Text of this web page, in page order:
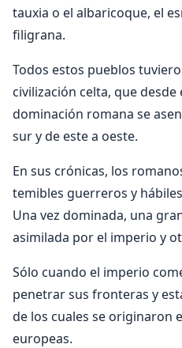
tauxia o el albaricoque, el
filigrana.
Todos estos pueblos
civilización celta, que desde
dominación romana se
sur y de este a oeste.
En sus crónicas, los
temibles guerreros y
Una vez dominada, una
asimilada por el imperio y
Sólo cuando el imperio
penetrar sus fronteras y
de los cuales se originaron
europeas.